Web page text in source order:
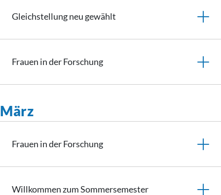
Gleichstellungneu gewählt
Frauen in der Forschung
März
Frauen in der Forschung
Willkommen zum Sommersemester